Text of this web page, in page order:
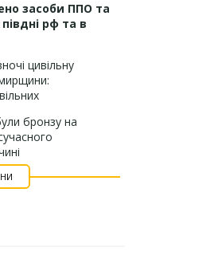
засоби ППО та
рф та в
цивільну
бронзу на